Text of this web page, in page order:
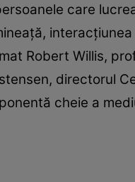
care
Robert Willis,
directorul
cheie a